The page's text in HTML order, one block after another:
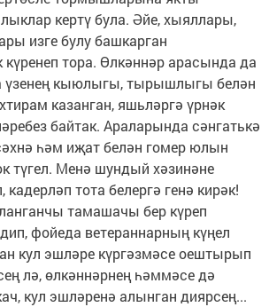
кертү була. Әйе, хыяллары,
изге булу башкарган
күренеп тора. Өлкәннәр арасында да
үзенең кыюлыгы, тырышлыгы белән
казанган, яшьләргә үрнәк
байтак. Араларында сәнгатькә
һәм иҗат белән гомер юлын
түгел. Менә шундый хәзинәне
тота белергә генә кирәк!
тамашачы бер күреп
фойеда ветераннарның күңел
кул эшләре күргәзмәсе оештырып
лә, өлкәннәрнең һәммәсе дә
кул эшләренә алынган диярсең...